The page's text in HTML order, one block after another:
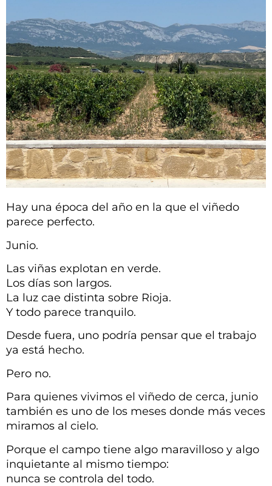
Hay una época del año en la que el viñedo
parece perfecto.
Junio.
Las viñas explotan en verde.
Los días son largos.
La luz cae distinta sobre Rioja.
Y todo parece tranquilo.
Desde fuera, uno podría pensar que el trabajo
ya está hecho.
Pero no.
Para quienes vivimos el viñedo de cerca, junio
también es uno de los meses donde más veces
miramos al cielo.
Porque el campo tiene algo maravilloso y algo
inquietante al mismo tiempo:
nunca se controla del todo.